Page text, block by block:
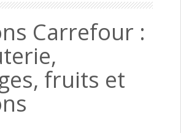
Carrefour :
fruits et